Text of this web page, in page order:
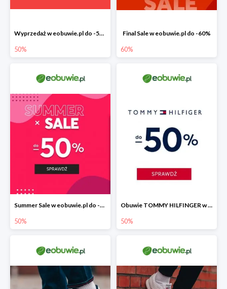
Wyprzedaż w eobuwie.pl do -50%
50%
Final Sale w eobuwie.pl do -60%
60%
Summer Sale w eobuwie.pl do -50%
50%
Obuwie TOMMY HILFINGER w eobuwie.pl -50%
50%